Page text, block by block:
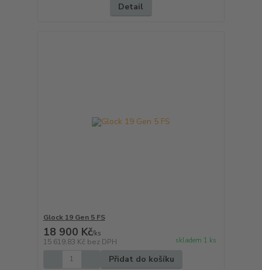
Detail
Glock 19 Gen 5 FS
18 900 Kč/ks
15 619,83 Kč bez DPH skladem 1 ks
Přidat do košíku